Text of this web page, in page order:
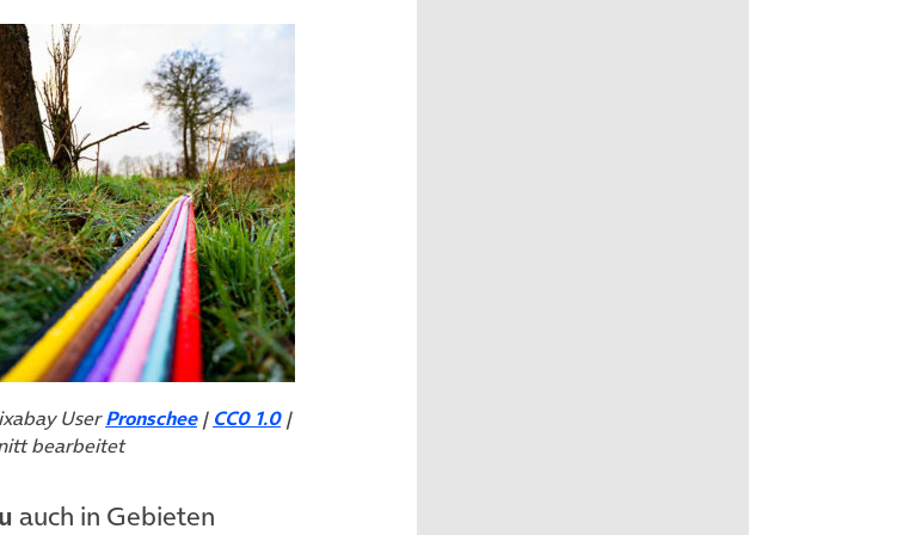
UserPronschee| CC0 1.0|
bearbeitet
auch in Gebieten